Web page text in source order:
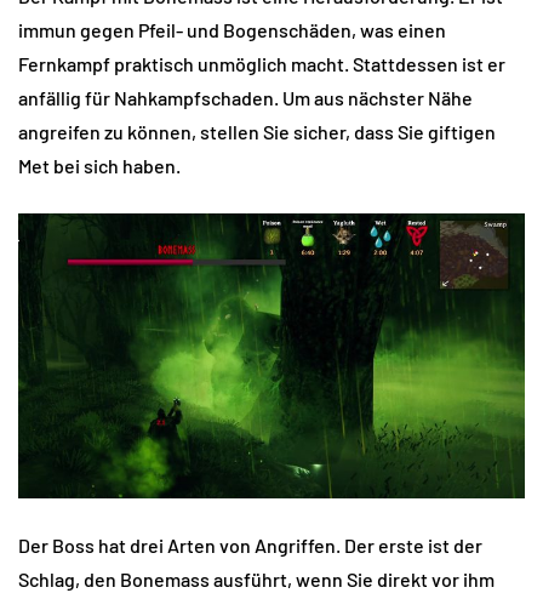
immun gegen Pfeil- und Bogenschäden, was einen
Fernkampf praktisch unmöglich macht. Stattdessen ist er
anfällig für Nahkampfschaden. Um aus nächster Nähe
angreifen zu können, stellen Sie sicher, dass Sie giftigen
Met bei sich haben.
Der Boss hat drei Arten von Angriffen. Der erste ist der
Schlag, den Bonemass ausführt, wenn Sie direkt vor ihm